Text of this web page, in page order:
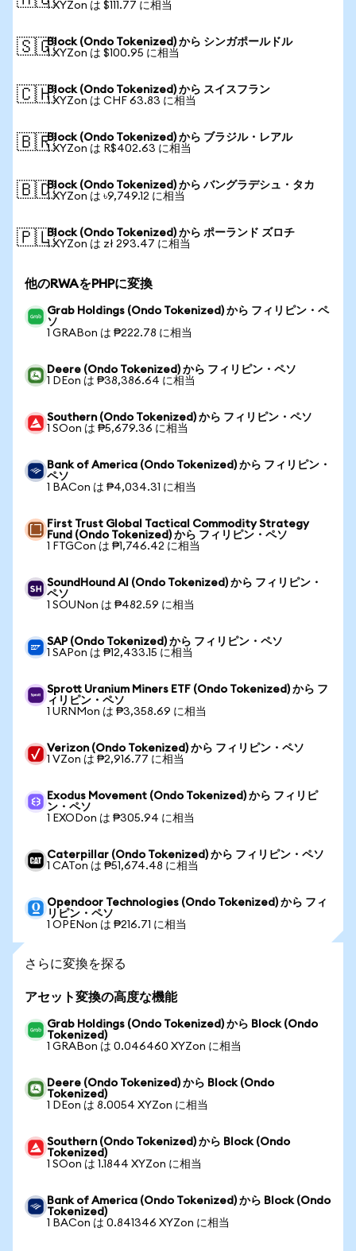
1 XYZon は $111.77 に相当
🇸🇬Block (Ondo Tokenized) から シンガポールドル
1 XYZon は $100.95 に相当
🇨🇭Block (Ondo Tokenized) から スイスフラン
1 XYZon は CHF 63.83 に相当
🇧🇷Block (Ondo Tokenized) から ブラジル・レアル
1 XYZon は R$402.63 に相当
🇧🇩Block (Ondo Tokenized) から バングラデシュ・タカ
1 XYZon は ৳9,749.12 に相当
🇵🇱Block (Ondo Tokenized) から ポーランド ズロチ
1 XYZon は zł 293.47 に相当
他のRWAをPHPに変換
Grab Holdings (Ondo Tokenized) から フィリピン・ペ
ソ
1 GRABon は ₱222.78 に相当
Deere (Ondo Tokenized) から フィリピン・ペソ
1 DEon は ₱38,386.64 に相当
Southern (Ondo Tokenized) から フィリピン・ペソ
1 SOon は ₱5,679.36 に相当
Bank of America (Ondo Tokenized) から フィリピン・
ペソ
1 BACon は ₱4,034.31 に相当
First Trust Global Tactical Commodity Strategy
Fund (Ondo Tokenized) から フィリピン・ペソ
1 FTGCon は ₱1,746.42 に相当
SoundHound AI (Ondo Tokenized) から フィリピン・
ペソ
1 SOUNon は ₱482.59 に相当
SAP (Ondo Tokenized) から フィリピン・ペソ
1 SAPon は ₱12,433.15 に相当
Sprott Uranium Miners ETF (Ondo Tokenized) から フ
ィリピン・ペソ
1 URNMon は ₱3,358.69 に相当
Verizon (Ondo Tokenized) から フィリピン・ペソ
1 VZon は ₱2,916.77 に相当
Exodus Movement (Ondo Tokenized) から フィリピ
ン・ペソ
1 EXODon は ₱305.94 に相当
Caterpillar (Ondo Tokenized) から フィリピン・ペソ
1 CATon は ₱51,674.48 に相当
Opendoor Technologies (Ondo Tokenized) から フィ
リピン・ペソ
1 OPENon は ₱216.71 に相当
さらに変換を探る
アセット変換の高度な機能
Grab Holdings (Ondo Tokenized) から Block (Ondo
Tokenized)
1 GRABon は 0.046460 XYZon に相当
Deere (Ondo Tokenized) から Block (Ondo
Tokenized)
1 DEon は 8.0054 XYZon に相当
Southern (Ondo Tokenized) から Block (Ondo
Tokenized)
1 SOon は 1.1844 XYZon に相当
Bank of America (Ondo Tokenized) から Block (Ondo
Tokenized)
1 BACon は 0.841346 XYZon に相当